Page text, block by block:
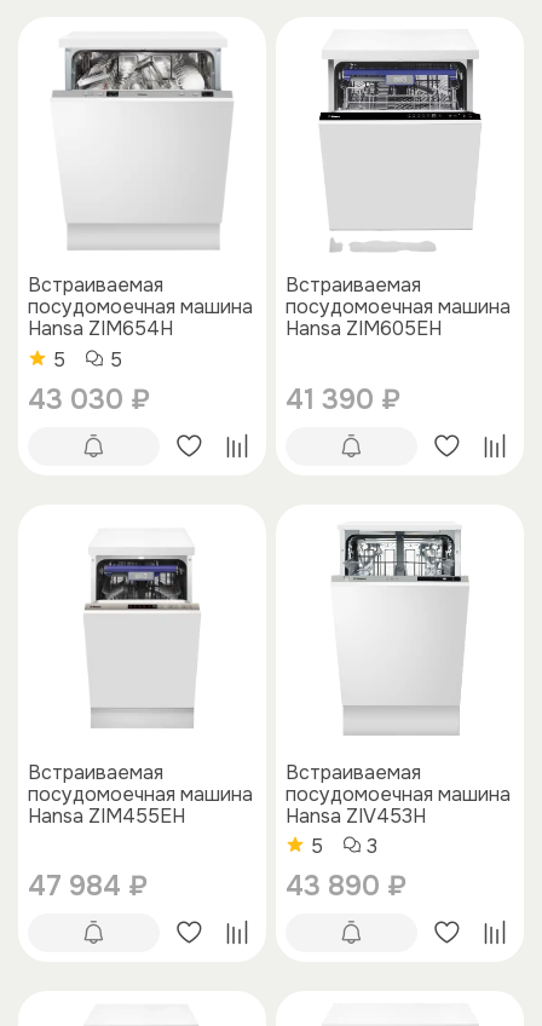
Встраиваемая
посудомоечная машина
Hansa ZIM654H
5
5
43 030 ₽
Встраиваемая
посудомоечная машина
Hansa ZIM605EH
41 390 ₽
Встраиваемая
посудомоечная машина
Hansa ZIM455EH
47 984 ₽
Встраиваемая
посудомоечная машина
Hansa ZIV453H
5
3
43 890 ₽